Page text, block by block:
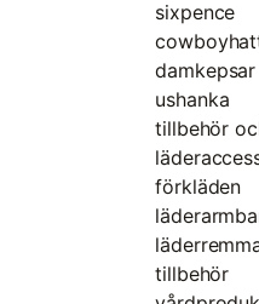
sixpence
damkepsar
ushanka
tillbehör
förkläden
tillbehör